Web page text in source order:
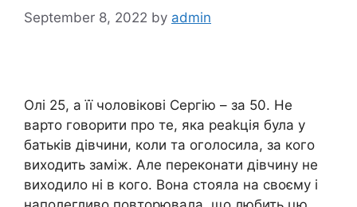
September 8, 2022 by admin
Олі 25, а її чоловікові Сергію – за 50. Не
варто говорити про те, яка реаkція була у
батьків дівчини, коли та оголосила, за кого
виходить заміж. Але переконати дівчину не
виходило ні в кого. Вона стояла на своєму і